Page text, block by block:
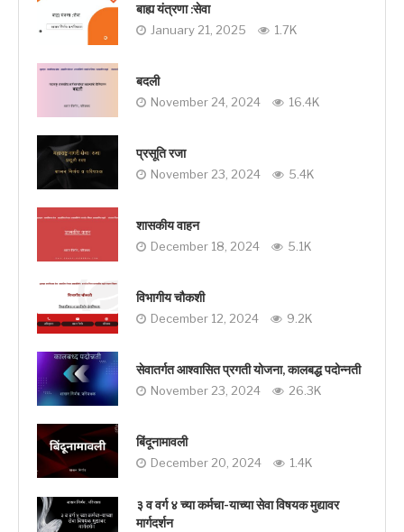
बाह्य यंत्रणा :सेवा
January 21, 2025 1.7K
बदली
November 24, 2024 16.4K
प्रसूति रजा
November 23, 2024 5.4K
शासकीय वाहन
December 18, 2024 5.1K
विभागीय चौकशी
December 12, 2024 9.2K
सेवातर्गत आश्वासित प्रगती योजना, कालबद्ध पदोन्नती
November 23, 2024 26.3K
बिंदूनामावली
December 20, 2024 1.4K
३ व वर्ग ४ च्या कर्मचा-याच्या सेवा विषयक मुद्यावर
मार्गदर्शन